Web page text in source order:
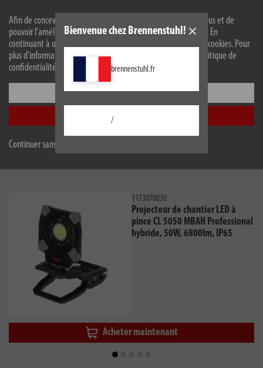
Afin de concevoir notre site web de manière optimale pour vous et de
pouvoir l'améliorer en permanence, nous utilisons des cookies. En
continuant à utiliser le site web, vous acceptez l'utilisation de cookies. Pour
plus d'informations sur les cookies, veuillez consulter notre politique de
confidentialité.
Configurer
Accepter tout
Continuer sans accepter
Bienvenue chez Brennenstuhl!
brennenstuhl.fr
/
Projecteurs de chantier LED hybrides - sur batterie et sur
1173070030
Projecteur de chantier LED à
pince CL 5050 MBAH Professional
hybride, 50W, 6800lm, IP65
Acheter maintenant